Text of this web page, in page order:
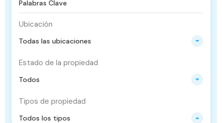
Ubicación
Todas las ubicaciones
Estado de la propiedad
Todos
Tipos de propiedad
Todos los tipos